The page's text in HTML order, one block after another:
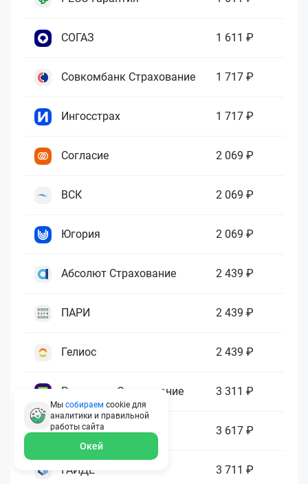
СОГАЗ 1 611 ₽
Совкомбанк Страхование 1 717 ₽
Ингосстрах 1 717 ₽
Согласие 2 069 ₽
ВСК 2 069 ₽
Югория 2 069 ₽
Абсолют Страхование 2 439 ₽
ПАРИ 2 439 ₽
Гелиос 2 439 ₽
Ренессанс Страхование 3 311 ₽
Зетта Страхование 3 617 ₽
ГАЙДЕ 3 711 ₽
Мы собираем cookie для
аналитики и правильной
работы сайта
Окей